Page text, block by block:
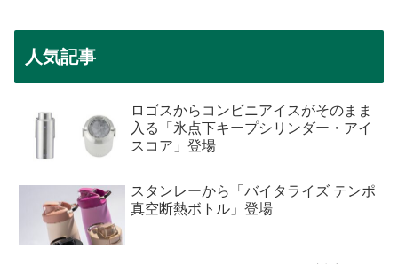
人気記事
ロゴスからコンビニアイスがそのまま
入る「氷点下キープシリンダー・アイ
スコア」登場
スタンレーから「バイタライズ テンポ
真空断熱ボトル」登場